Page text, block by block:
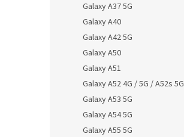
Galaxy A37 5G
Galaxy A40
Galaxy A42 5G
Galaxy A50
Galaxy A51
Galaxy A52 4G / 5G / A52s 5G
Galaxy A53 5G
Galaxy A54 5G
Galaxy A55 5G